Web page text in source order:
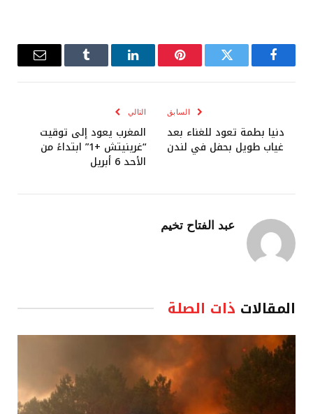
فيسبوك تويتر بينتيريستلينكدإن Tumblr
البريد
السابق
دنيا بطمة تعود للغناء بعد
غياب طويل بحفل في لندن
التالي
المغرب يعود إلى توقيت
“غرينيتش +1” ابتداءً من
الأحد 6 أبريل
عبد الفتاح تخيم
المقالات ذات الصلة